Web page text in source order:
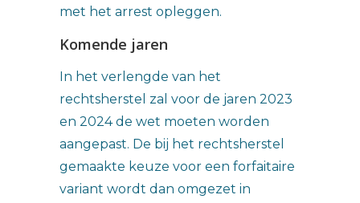
met het arrest opleggen.
Komende jaren
In het verlengde van het
rechtsherstel zal voor de jaren 2023
en 2024 de wet moeten worden
aangepast. De bij het rechtsherstel
gemaakte keuze voor een forfaitaire
variant wordt dan omgezet in